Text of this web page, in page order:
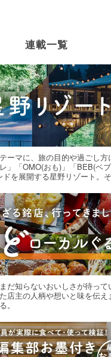
連載一覧
ーマに、旅の目的や過ごし
」「OMO(おも)」「BEB(ベ
を展開する星野リゾート。
だ知らないおいしさが待っ
店主の人柄や想いと味を伝え
。